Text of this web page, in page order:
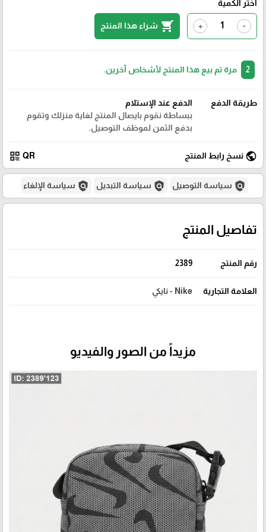
اختر الكمية
-
+
shopping_cart شراء هذا المنتج
مرة تم بيع هذا المنتج لأشخاص آخرين.
طريقة الدفع
الدفع عند الإستلام
ببساطة نقوم بايصال المنتج لغاية منزلك وتقوم
بدفع الثمن لموظف التوصيل.
public نسخ رابط المنتج QR
qr_code
policy سياسة التوصيل policy سياسة التبديل policy سياسة الإلغاء
تفاصيل المنتج
رقم المنتج 2389
العلامة التجارية Nike - نايكي
مزيداً من الصور والفيديو